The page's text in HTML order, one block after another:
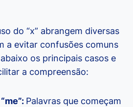
do “x” abrangem diversas
a evitar confusões comuns
os principais casos e
a compreensão:
Palavras que começam